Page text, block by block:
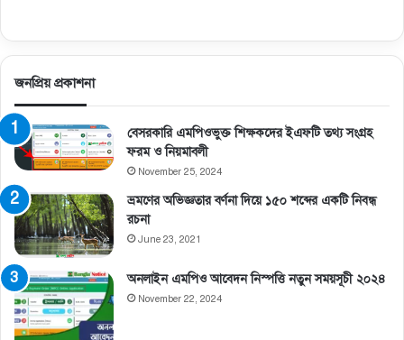
জনপ্রিয় প্রকাশনা
বেসরকারি এমপিওভুক্ত শিক্ষকদের ইএফটি তথ্য সংগ্রহ
ফরম ও নিয়মাবলী
November 25, 2024
ভ্রমণের অভিজ্ঞতার বর্ণনা দিয়ে ১৫০ শব্দের একটি নিবন্ধ
রচনা
June 23, 2021
অনলাইন এমপিও আবেদন নিস্পত্তি নতুন সময়সূচী ২০২৪
November 22, 2024